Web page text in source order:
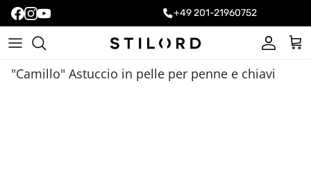
+49 201-21960752
Account
"Camillo" Astuccio in pelle per penne e chiavi